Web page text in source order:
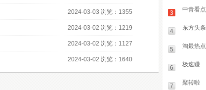
2024-03-03 浏览：1355
2024-03-02 浏览：1219
2024-03-02 浏览：1127
2024-03-02 浏览：1640
3 中青看点
4 东方头条
5 淘最热点
6 极速赚
7 聚转啦